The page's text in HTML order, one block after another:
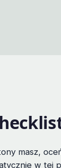
masz,
w tej